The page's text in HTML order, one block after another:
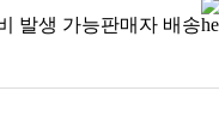
발생 가능판매자 배송